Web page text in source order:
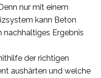
nur mit einem
kann Beton
Ergebnis
der richtigen
aushärten und welche